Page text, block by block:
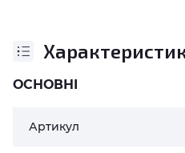
ОСНОВНІ
Артикул